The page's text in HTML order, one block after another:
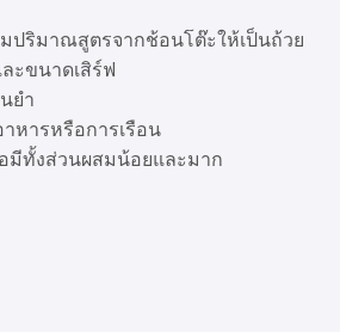
มปริมาณสูตรจากช้อนโต๊ะให้เป็นถ้วย
ะขนาดเสิร์ฟ
ยำ
หารหรือการเรือน
มีทั้งส่วนผสมน้อยและมาก